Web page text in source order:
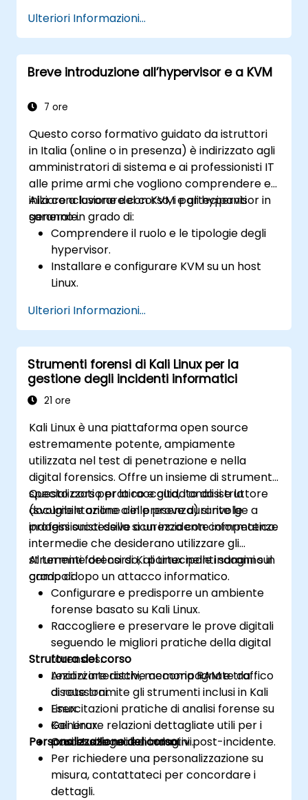
navigazione shell e sull’utilizzo degli strumenti
per l’elaborazione testuale. Si tratta anche
della gestione dei pacchetti tramite apt e
dpkg, dell’avvio del sistema, del
dell’autenticazione degli utenti. Alla fine del
gestire l’intera infrastruttura Debian,
svolgendo attività quotidiane di
manutenzione, risoluzione dei problemi e
configurazione sicura anche in ambienti
aziendali complessi.
Ulteriori Informazioni...
Breve introduzione all’hypervisor e a KVM
7 ore
Questo corso formativo guidato da istruttori
in Italia (online o in presenza) è indirizzato agli
amministratori di sistema e ai professionisti IT
alle prime armi che vogliono comprendere e
iniziare a lavorare con KVM e gli hypervisor in
generale.
Alla conclusione del corso, i partecipanti
saranno in grado di:
Comprendere il ruolo e le tipologie degli
hypervisor.
Installare e configurare KVM su un host
Linux.
problemi delle macchine virtuali ospiti.
Configurare reti virtuali e pool di
archiviazione per ambienti VM.
Ulteriori Informazioni...
Strumenti forensi di Kali Linux per la
gestione degli incidenti informatici
21 ore
Kali Linux è una piattaforma open source
estremamente potente, ampiamente
utilizzata nel test di penetrazione e nella
digital forensics. Offre un insieme di strumenti
specializzati per la raccolta, l’analisi e la
documentazione delle prove durante le
indagini successive a un incidente informatico.
Questo corso pratico e guidato da istruttore
(svolgibile online o in presenza) si rivolge a
professionisti della sicurezza con competenze
intermedie che desiderano utilizzare gli
strumenti forensi di Kali Linux nelle indagini sul
campo dopo un attacco informatico.
Al termine del corso, i partecipanti saranno in
grado di:
Configurare e predisporre un ambiente
forense basato su Kali Linux.
Raccogliere e preservare le prove digitali
seguendo le migliori pratiche della digital
forensics.
Analizzare dischi, memoria RAM e traffico
di rete tramite gli strumenti inclusi in Kali
Linux.
Generare relazioni dettagliate utili per i
processi legali e normativi.
Struttura del corso
Lezioni interattive accompagnate da
discussioni.
Esercitazioni pratiche di analisi forense su
Kali Linux.
Casi studio reali di indagini post-incidente.
Personalizzazione del corso
Per richiedere una personalizzazione su
misura, contattateci per concordare i
dettagli.